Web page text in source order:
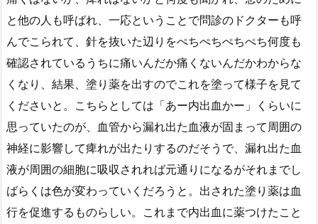
と他の人も呼ばれ、一応ということで問診のドクターも呼
んでこられて、針を抜いた辺りをぺちぺちぺちぺち何度も
確認されているうちに痛いんだか痛くないんだかわからな
くなり、結果、塗り薬を出すのでこれを塗って様子を見て
くださいと。こちらとしては「あー内出血かー」くらいに
思っていたのが、血管から漏れ出た血液が固まって周囲の
神経に影響して痺れが出たりするのだそうで、漏れ出た血
液が周囲の細胞に吸収されれば元通りになるがそれまでし
ばらくは色が変わっていくだろうと。出された塗り薬は血
行を促進するものらしい。これまで内出血に薬つけたこと